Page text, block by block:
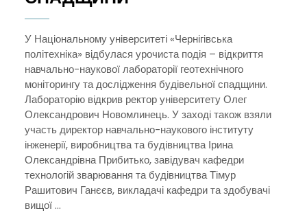
НАУКОВУ
ЛАБОРАТОРІЮ
ГЕОТЕХНІЧНОГО
МОНІТОРИНГУ
ТА
ДОСЛІДЖЕННЯ
БУДІВЕЛЬНОЇ
СПАДЩИНИ
У Національному університеті «Чернігівська
політехніка» відбулася урочиста подія – відкриття
навчально-наукової лабораторії геотехнічного
моніторингу та дослідження будівельної спадщини.
Лабораторію відкрив ректор університету Олег
Олександрович Новомлинець. У заході також взяли
участь директор навчально-наукового інституту
інженерії, виробництва та будівництва Ірина
Олександрівна Прибитько, завідувач кафедри
технологій зварювання та будівництва Тімур
Рашитович Ганєєв, викладачі кафедри та здобувачі
вищої ...